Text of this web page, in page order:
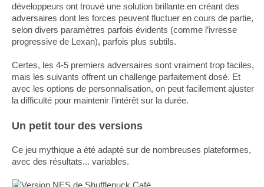
développeurs ont trouvé une solution brillante en créant des
adversaires dont les forces peuvent fluctuer en cours de partie,
selon divers paramètres parfois évidents (comme l’ivresse
progressive de Lexan), parfois plus subtils.
Certes, les 4-5 premiers adversaires sont vraiment trop faciles,
mais les suivants offrent un challenge parfaitement dosé. Et
avec les options de personnalisation, on peut facilement ajuster
la difficulté pour maintenir l’intérêt sur la durée.
Un petit tour des versions
Ce jeu mythique a été adapté sur de nombreuses plateformes,
avec des résultats... variables.